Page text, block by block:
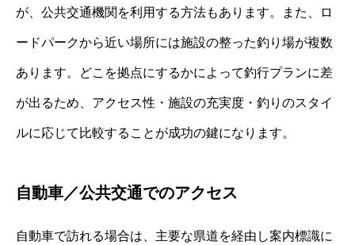
が、公共交通機関を利用する方法もあります。また、ロ
ードパークから近い場所には施設の整った釣り場が複数
あります。どこを拠点にするかによって釣行プランに差
が出るため、アクセス性・施設の充実度・釣りのスタイ
ルに応じて比較することが成功の鍵になります。
自動車／公共交通でのアクセス
自動車で訪れる場合は、主要な県道を経由し案内標識に